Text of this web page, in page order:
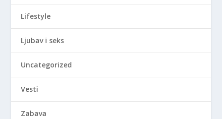
Lifestyle
Ljubav i seks
Uncategorized
Vesti
Zabava